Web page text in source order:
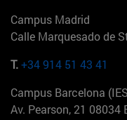
Campus Madrid
Calle Marquesado de
T.+34 914 51 43 41
Campus Barcelona
Av. Pearson, 21 08034